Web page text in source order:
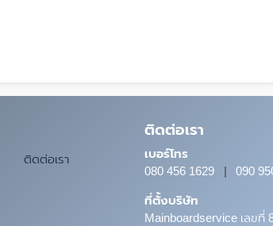
ติดต่อเรา
ติดต่อเรา
เบอร์โทร
080 456 1629
| 090
ที่ตั้งบริษัท
Mainboardservice เลข